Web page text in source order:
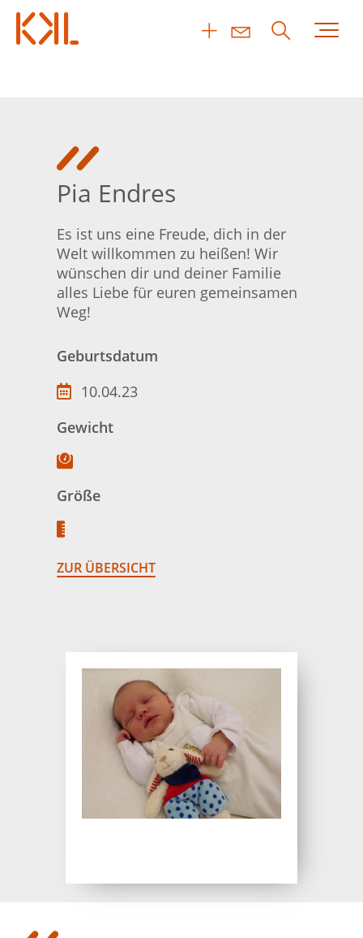
Pia Endres
Es ist uns eine Freude, dich in der
Welt willkommen zu heißen! Wir
wünschen dir und deiner Familie
alles Liebe für euren gemeinsamen
Weg!
Geburtsdatum
10.04.23
Gewicht
Größe
ZUR ÜBERSICHT